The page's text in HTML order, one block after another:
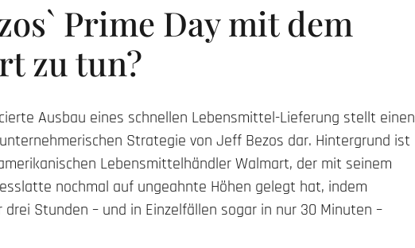
Prime Day mit dem
zu tun?
Ausbau eines schnellen Lebensmittel-Lieferung stellt einen
Strategie von Jeff Bezos dar. Hintergrund ist
Lebensmittelhändler Walmart, der mit seinem
nochmal auf ungeahnte Höhen gelegt hat, indem
Stunden – und in Einzelfällen sogar in nur 30 Minuten –